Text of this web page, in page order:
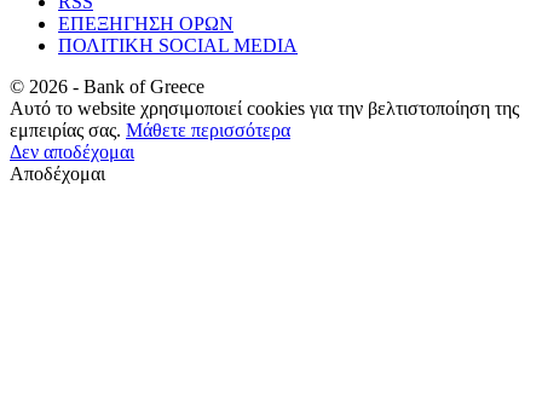
ΕΠΕΞΗΓΗΣΗ ΟΡΩΝ
ΠΟΛΙΤΙΚΗ SOCIAL MEDIA
© 2026 - Bank of Greece
Αυτό το website χρησιμοποιεί cookies για την βελτιστοποίηση της
εμπειρίας σας. Μάθετε περισσότερα
Δεν αποδέχομαι
Αποδέχομαι